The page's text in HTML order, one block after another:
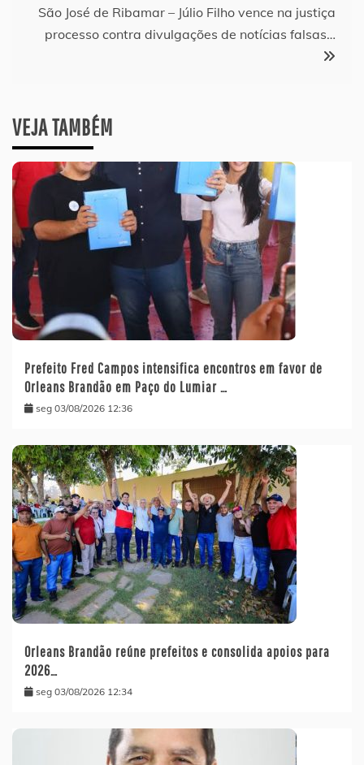
PostSão José de Ribamar – Júlio Filho vence na justiça
processo contra divulgações de notícias falsas…
VEJA TAMBÉM
Prefeito Fred Campos intensifica encontros em favor de
Orleans Brandão em Paço do Lumiar …
seg 03/08/2026 12:36
Orleans Brandão reúne prefeitos e consolida apoios para
2026…
seg 03/08/2026 12:34